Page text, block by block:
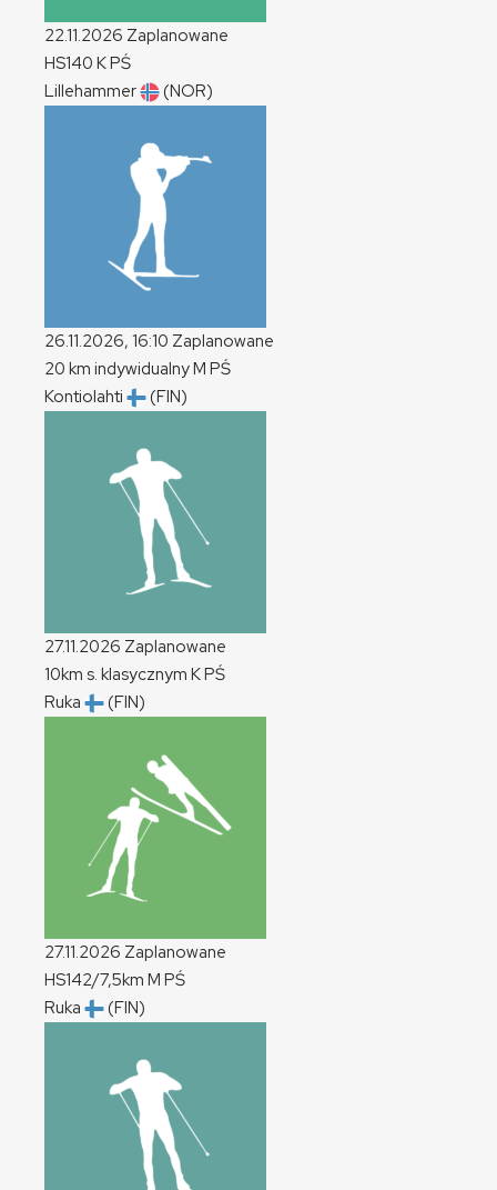
22.11.2026 Zaplanowane
HS140 KPŚ
Lillehammer
(NOR)
26.11.2026, 16:10 Zaplanowane
20 km indywidualnyM PŚ
Kontiolahti
(FIN)
27.11.2026 Zaplanowane
10km s. klasycznym KPŚ
Ruka
(FIN)
27.11.2026 Zaplanowane
HS142/7,5km M PŚ
Ruka
(FIN)